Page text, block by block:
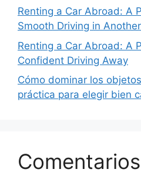
Renting a Car Abroad: A
Smooth Driving in
Renting a Car Abroad: A
Confident Driving Away
Cómo dominar los
práctica para elegir bien